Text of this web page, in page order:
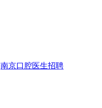
南京口腔医生招聘